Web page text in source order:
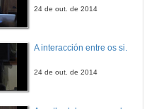
24 de out. de 2014
A interacción entre os sistemas contábeis de xestión e o emprendemento: unha revisión da literaria
24 de out. de 2014